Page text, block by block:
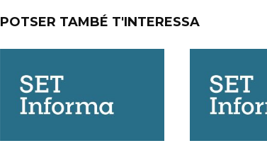
POTSER TAMBÉ T'INTERESSA